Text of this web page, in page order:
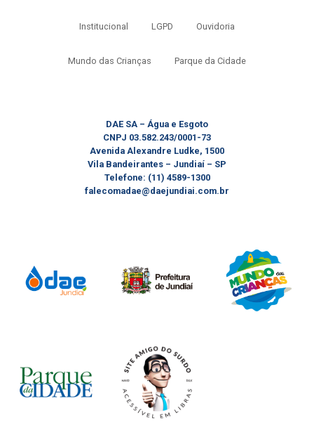
Institucional LGPD Ouvidoria
Mundo das Crianças Parque da Cidade
DAE SA – Água e Esgoto
CNPJ 03.582.243/0001-73
Avenida Alexandre Ludke, 1500
Vila Bandeirantes – Jundiaí – SP
Telefone: (11) 4589-1300
falecomadae@daejundiai.com.br